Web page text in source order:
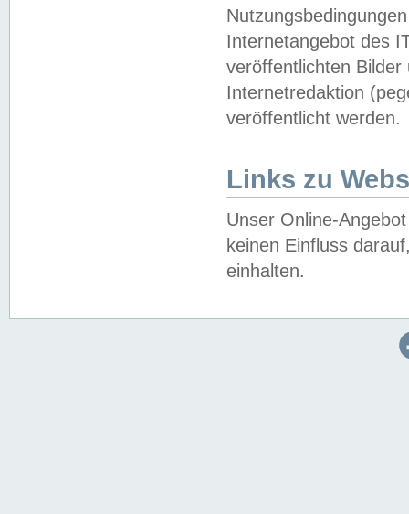
Internetangebot des
veröffentlichten
Internetredaktion
veröffentlicht werden.
Links zu
Unser Online-
keinen Einfluss
einhalten.